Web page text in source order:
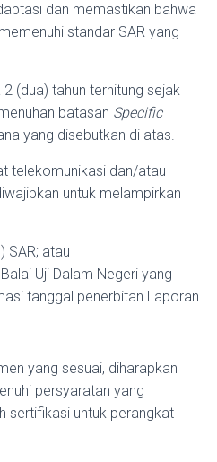
dan memastikan bahwa
standar SAR yang
(dua) tahun terhitung sejak
batasan Specific
yang disebutkan di atas.
telekomunikasi dan/atau
untuk melampirkan
SAR; atau
Uji Dalam Negeri yang
tanggal penerbitan Laporan
yang sesuai, diharapkan
persyaratan yang
sertifikasi untuk perangkat